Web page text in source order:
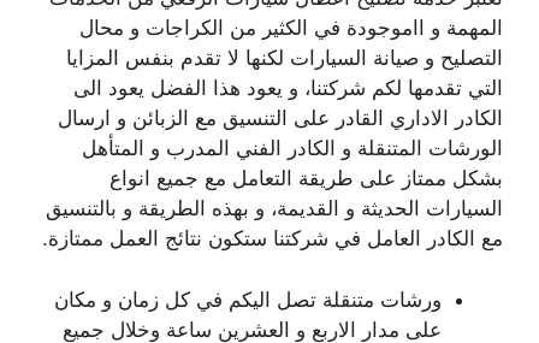
المهمة و ااموجودة في الكثير من الكراجات و محال
التصليح و صيانة السيارات لكنها لا تقدم بنفس المزايا
التي تقدمها لكم شركتنا، و يعود هذا الفضل يعود الى
الكادر الاداري القادر على التنسيق مع الزبائن و ارسال
الورشات المتنقلة و الكادر الفني المدرب و المتأهل
بشكل ممتاز على طريقة التعامل مع جميع انواع
السيارات الحديثة و القديمة، و بهذه الطريقة و بالتنسيق
مع الكادر العامل في شركتنا ستكون نتائج العمل ممتازة.
ورشات متنقلة تصل اليكم في كل زمان و مكان
على مدار الاربع و العشرين ساعة وخلال جميع